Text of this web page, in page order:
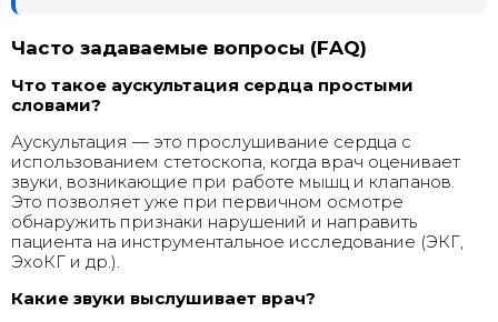
Часто задаваемые вопросы (FAQ)
Что такое аускультация сердца простыми
словами?
Аускультация — это прослушивание сердца с
использованием стетоскопа, когда врач оценивает
звуки, возникающие при работе мышц и клапанов.
Это позволяет уже при первичном осмотре
обнаружить признаки нарушений и направить
пациента на инструментальное исследование (ЭКГ,
ЭхоКГ и др.).
Какие звуки выслушивает врач?